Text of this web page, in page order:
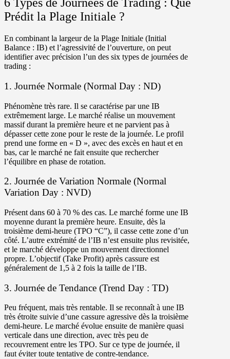
Prédit la Plage Initiale ?
En combinant la largeur de la Plage Initiale (Initial
Balance : IB) et l’agressivité de l’ouverture, on peut
identifier avec précision l’un des six types de journées de
trading :
1. Journée Normale (Normal Day : ND)
Phénomène très rare. Il se caractérise par une IB
extrêmement large. Le marché réalise un mouvement
massif durant la première heure et ne parvient pas à
dépasser cette zone pour le reste de la journée. Le profil
prend une forme en « D », avec des excès en haut et en
bas, car le marché ne fait ensuite que rechercher
l’équilibre en phase de rotation.
2. Journée de Variation Normale (Normal
Variation Day : NVD)
Présent dans 60 à 70 % des cas. Le marché forme une IB
moyenne durant la première heure. Ensuite, dès la
troisième demi-heure (TPO “C”), il casse cette zone d’un
côté. L’autre extrémité de l’IB n’est ensuite plus revisitée,
et le marché développe un mouvement directionnel
propre. L’objectif (Take Profit) après cassure est
généralement de 1,5 à 2 fois la taille de l’IB.
3. Journée de Tendance (Trend Day : TD)
Peu fréquent, mais très rentable. Il se reconnaît à une IB
très étroite suivie d’une cassure agressive dès la troisième
demi-heure. Le marché évolue ensuite de manière quasi
verticale dans une direction, avec très peu de
recouvrement entre les TPO. Sur ce type de journée, il
faut éviter toute tentative de contre-tendance.